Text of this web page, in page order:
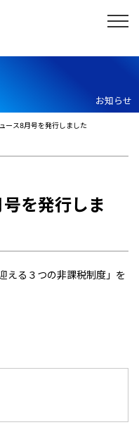
お知らせ
ース8月号を発行しました
を発行しま
える３つの非課税制度」を